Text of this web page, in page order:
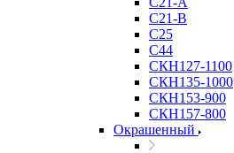
С21-В
С25
С44
СКН127-1100
СКН135-1000
СКН153-900
СКН157-800
Окрашенный